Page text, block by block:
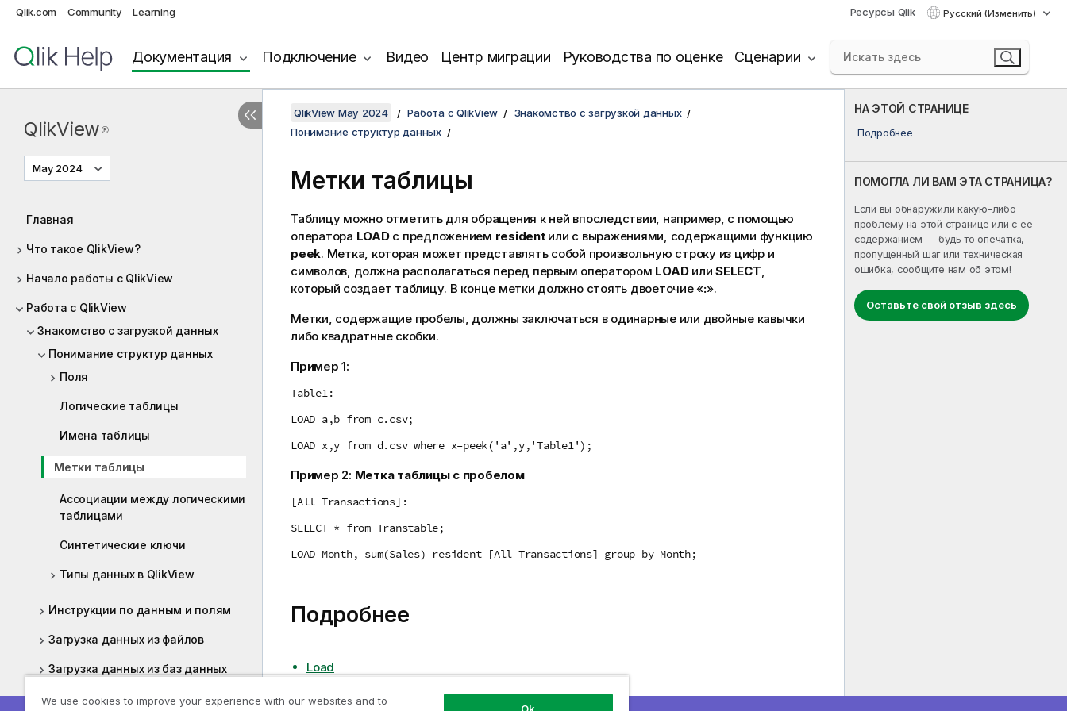
Qlik.com Community Learning Ресурсы Qlik Русский (Изменить)
Документация Подключение Видео Центр миграции Руководства по оценке Сценарии
QlikView ®
May 2024
Главная
Что такое QlikView?
Начало работы с QlikView
Работа с QlikView
Знакомство с загрузкой данных
Понимание структур данных
Поля
Логические таблицы
Имена таблицы
Метки таблицы
Ассоциации между логическими
таблицами
Синтетические ключи
Типы данных в QlikView
Инструкции по данным и полям
Загрузка данных из файлов
Загрузка данных из баз данных
Загрузка данных из встроенных
НА ЭТОЙ СТРАНИЦЕ
Подробнее
ПОМОГЛА ЛИ ВАМ ЭТА СТРАНИЦА?
Если вы обнаружили какую-либо
проблему на этой странице или с ее
содержанием — будь то опечатка,
пропущенный шаг или техническая
ошибка, сообщите нам об этом!
Оставьте свой отзыв здесь
QlikView May 2024 Работа с QlikView
Знакомство с загрузкой данных
Понимание структур данных
Метки таблицы
Таблицу можно отметить для обращения к ней впоследствии, например, с помощью
оператора LOADс предложением residentили с выражениями, содержащими функцию
peek. Метка, которая может представлять собой произвольную строку из цифр и
символов, должна располагаться перед первым оператором LOADили SELECT,
который создает таблицу. В конце метки должно стоять двоеточие «:».
Метки, содержащие пробелы, должны заключаться в одинарные или двойные кавычки
либо квадратные скобки.
Пример 1:
Table1:
LOAD a,b from c.csv;
LOAD x,y from d.csv where x=peek('a',y,'Table1');
Пример 2: Метка таблицы с пробелом
[All Transactions]:
SELECT * from Transtable;
LOAD Month, sum(Sales) resident [All Transactions] group by Month;
Подробнее
Load
We use cookies to improve your experience with our websites and to